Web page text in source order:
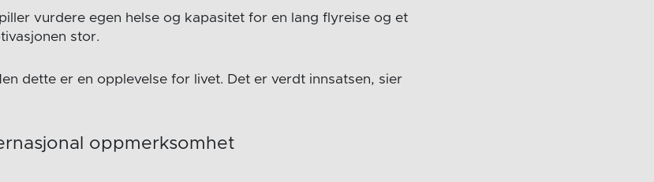
vurdere egen helse og kapasitet for en lang flyreise og et
stor.
dette er en opplevelse for livet. Det er verdt innsatsen, sier
oppmerksomhet